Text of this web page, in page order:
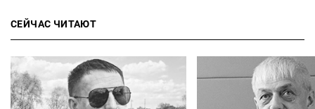
СЕЙЧАС ЧИТАЮТ